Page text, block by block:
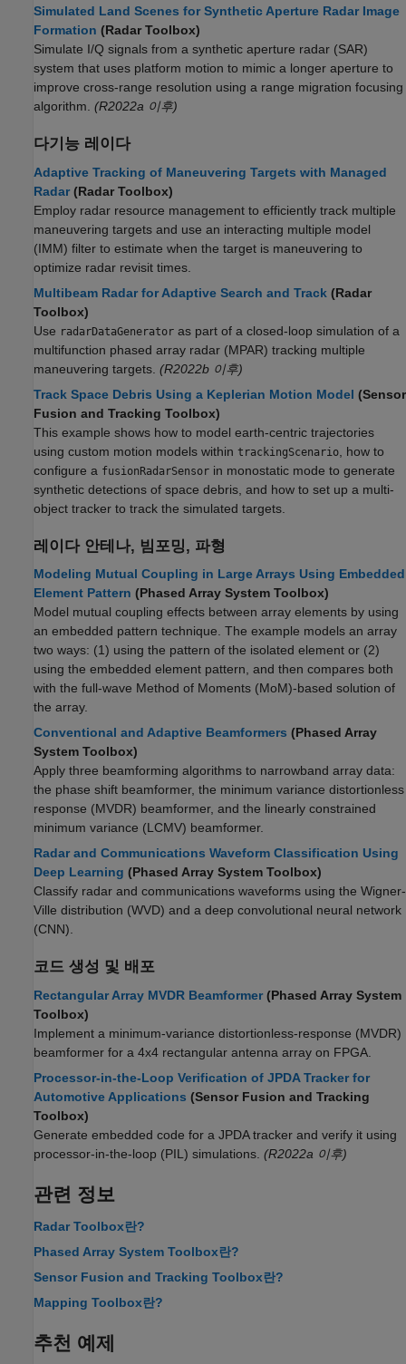
Simulated Land Scenes for Synthetic Aperture Radar Image
Formation (Radar Toolbox)
Simulate I/Q signals from a synthetic aperture radar (SAR)
system that uses platform motion to mimic a longer aperture to
improve cross-range resolution using a range migration focusing
algorithm. (R2022a 이후)
다기능 레이다
Adaptive Tracking of Maneuvering Targets with Managed
Radar(Radar Toolbox)
Employ radar resource management to efficiently track multiple
maneuvering targets and use an interacting multiple model
(IMM) filter to estimate when the target is maneuvering to
optimize radar revisit times.
Multibeam Radar for Adaptive Search and Track (Radar
Toolbox)
Use radarDataGenerator as part of a closed-loop simulation of a
multifunction phased array radar (MPAR) tracking multiple
maneuvering targets. (R2022b 이후)
Track Space Debris Using a Keplerian Motion Model (Sensor
Fusion and Tracking Toolbox)
This example shows how to model earth-centric trajectories
using custom motion models within trackingScenario , how to
configure a fusionRadarSensor in monostatic mode to generate
synthetic detections of space debris, and how to set up a multi-
object tracker to track the simulated targets.
레이다 안테나, 빔포밍, 파형
Modeling Mutual Coupling in Large Arrays Using Embedded
Element Pattern (Phased Array System Toolbox)
Model mutual coupling effects between array elements by using
an embedded pattern technique. The example models an array
two ways: (1) using the pattern of the isolated element or (2)
using the embedded element pattern, and then compares both
with the full-wave Method of Moments (MoM)-based solution of
the array.
Conventional and Adaptive Beamformers (Phased Array
System Toolbox)
Apply three beamforming algorithms to narrowband array data:
the phase shift beamformer, the minimum variance distortionless
response (MVDR) beamformer, and the linearly constrained
minimum variance (LCMV) beamformer.
Radar and Communications Waveform Classification Using
Deep Learning (Phased Array System Toolbox)
Classify radar and communications waveforms using the Wigner-
Ville distribution (WVD) and a deep convolutional neural network
(CNN).
코드 생성 및 배포
Rectangular Array MVDR Beamformer(Phased Array System
Toolbox)
Implement a minimum-variance distortionless-response (MVDR)
beamformer for a 4x4 rectangular antenna array on FPGA.
Processor-in-the-Loop Verification of JPDA Tracker for
Automotive Applications (Sensor Fusion and Tracking
Toolbox)
Generate embedded code for a JPDA tracker and verify it using
processor-in-the-loop (PIL) simulations. (R2022a 이후)
관련 정보
Radar Toolbox란?
Phased Array System Toolbox란?
Sensor Fusion and Tracking Toolbox란?
Mapping Toolbox란?
추천 예제